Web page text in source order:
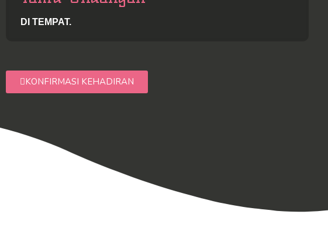
DI TEMPAT.
KONFIRMASI KEHADIRAN